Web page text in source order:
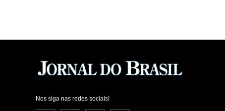
Nos siga nas redes sociais!